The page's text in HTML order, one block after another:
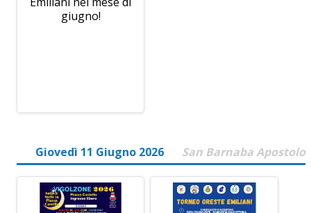
giugno!
Giovedì 11 Giugno 2026 San Barnaba Apostolo